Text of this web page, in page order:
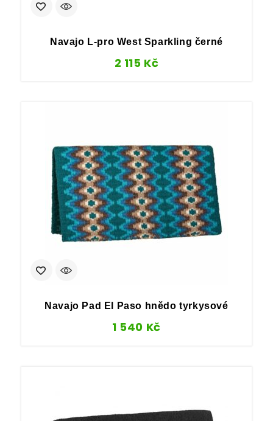
Navajo L-pro West Sparkling černé
2 115 Kč
Navajo Pad El Paso hnědo tyrkysové
1 540 Kč